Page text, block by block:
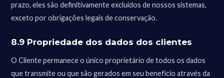
prazo, eles são definitivamente excluídos de nossos sistemas,
exceto por obrigações legais de conservação.
8.9 Propriedade dos dados dos clientes
O Cliente permanece o único proprietário de todos os dados
que transmite ou que são gerados em seu benefício através da